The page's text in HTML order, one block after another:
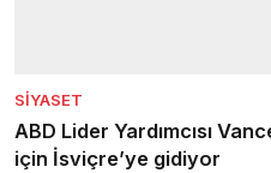
SIYASET
ABD Lider Yardımcısı
için İsviçre’ye gidiyor